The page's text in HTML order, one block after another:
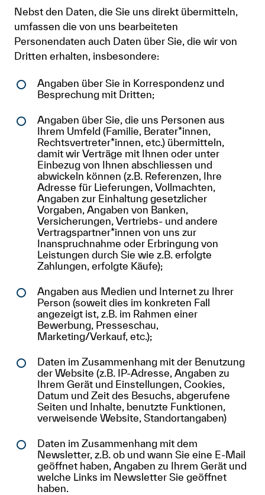
Nebst den Daten, die Sie uns direkt übermitteln,
umfassen die von uns bearbeiteten
Personendaten auch Daten über Sie, die wir von
Dritten erhalten, insbesondere:
Angaben über Sie in Korrespondenz und
Besprechung mit Dritten;
Angaben über Sie, die uns Personen aus
Ihrem Umfeld (Familie, Berater*innen,
Rechtsvertreter*innen, etc.) übermitteln,
damit wir Verträge mit Ihnen oder unter
Einbezug von Ihnen abschliessen und
abwickeln können (z.B. Referenzen, Ihre
Adresse für Lieferungen, Vollmachten,
Angaben zur Einhaltung gesetzlicher
Vorgaben, Angaben von Banken,
Versicherungen, Vertriebs- und andere
Vertragspartner*innen von uns zur
Inanspruchnahme oder Erbringung von
Leistungen durch Sie wie z.B. erfolgte
Zahlungen, erfolgte Käufe);
Angaben aus Medien und Internet zu Ihrer
Person (soweit dies im konkreten Fall
angezeigt ist, z.B. im Rahmen einer
Bewerbung, Presseschau,
Marketing/Verkauf, etc.);
Daten im Zusammenhang mit der Benutzung
der Website (z.B. IP-Adresse, Angaben zu
Ihrem Gerät und Einstellungen, Cookies,
Datum und Zeit des Besuchs, abgerufene
Seiten und Inhalte, benutzte Funktionen,
verweisende Website, Standortangaben)
Daten im Zusammenhang mit dem
Newsletter, z.B. ob und wann Sie eine E-Mail
geöffnet haben, Angaben zu Ihrem Gerät und
welche Links im Newsletter Sie geöffnet
haben.